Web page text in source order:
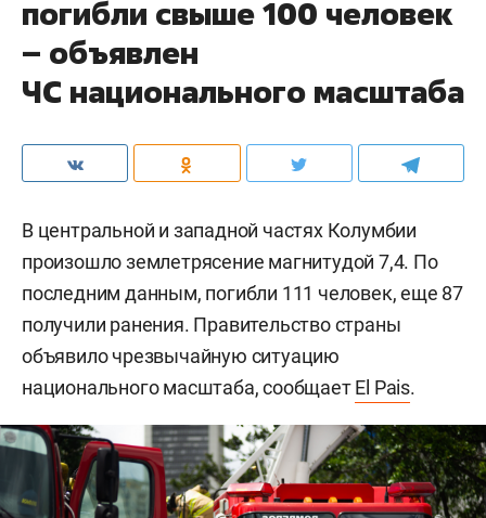
погибли свыше 100 человек
– объявлен
ЧС национального масштаба
В центральной и западной частях Колумбии
произошло землетрясение магнитудой 7,4. По
последним данным, погибли 111 человек, еще 87
получили ранения. Правительство страны
объявило чрезвычайную ситуацию
национального масштаба, сообщаетEl Pais.